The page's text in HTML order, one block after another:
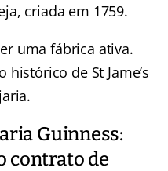
criada em 1759.
uma fábrica ativa.
de St Jame’s
Guinness:
contrato de